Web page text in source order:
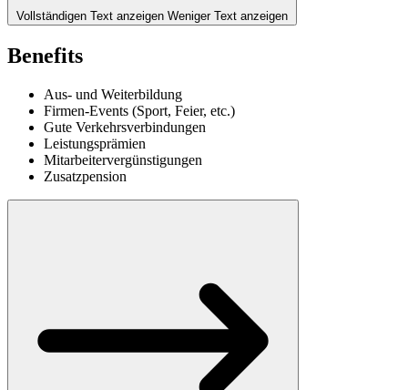
Vollständigen Text anzeigen Weniger Text anzeigen
Benefits
Aus- und Weiterbildung
Firmen-Events (Sport, Feier, etc.)
Gute Verkehrsverbindungen
Leistungsprämien
Mitarbeitervergünstigungen
Zusatzpension